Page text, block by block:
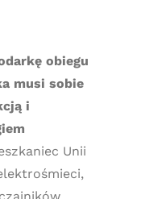
obiegu
musi sobie
i
Unii